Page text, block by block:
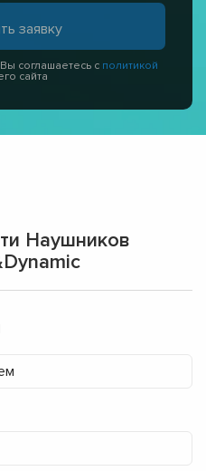
соглашаетесь с политикой
сайта
Наушников